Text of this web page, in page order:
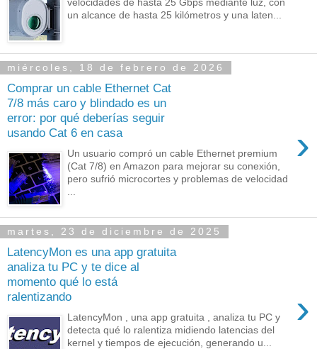
un alcance de hasta 25 kilómetros y una laten...
miércoles, 18 de febrero de 2026
Comprar un cable Ethernet Cat
7/8 más caro y blindado es un
error: por qué deberías seguir
usando Cat 6 en casa
›
Un usuario compró un cable Ethernet premium
(Cat 7/8) en Amazon para mejorar su conexión,
pero sufrió microcortes y problemas de velocidad
martes, 23 de diciembre de 2025
LatencyMon es una app gratuita
analiza tu PC y te dice al
momento qué lo está
ralentizando
›
LatencyMon , una app gratuita , analiza tu PC y
detecta qué lo ralentiza midiendo latencias del
kernel y tiempos de ejecución, generando u...